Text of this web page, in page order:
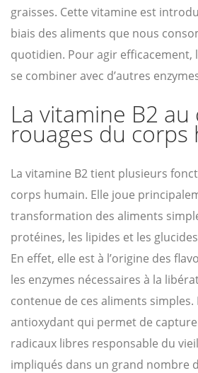
graisses. Cette vitamine est
biais des aliments que nous
quotidien. Pour agir efficacement,
se combiner avec d’autres
La vitamine B2
rouages du corps
La vitamine B2 tient plusieurs
corps humain. Elle joue
transformation des aliments
protéines, les lipides et les
En effet, elle est à l’origine des
les enzymes nécessaires à la
contenue de ces aliments simples.
antioxydant qui permet de
radicaux libres responsable du
impliqués dans un grand nombre